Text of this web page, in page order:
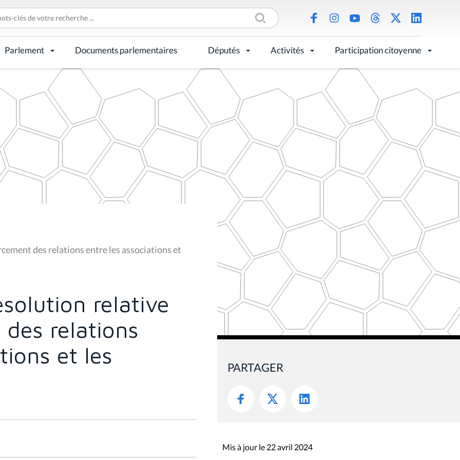
Parlement Documents parlementaires Députés Activités Participation citoyenne
des relations entre les associations et
relative
relations
et les
PARTAGER
Mis à jour le 22 avril 2024